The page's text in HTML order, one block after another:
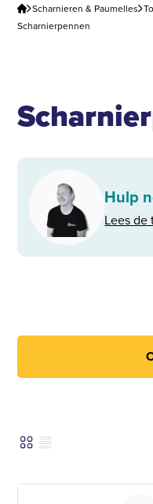
Scharnieren & Paumelles
Scharnierpennen
Hulp
Lees de